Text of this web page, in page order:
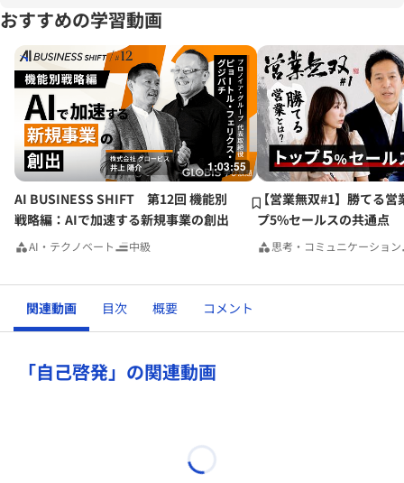
そんな金額で元が取れるとは思えません。
と言っても安くないので手は出ません。
おすすめの学習動画
1:03:55
AI BUSINESS SHIFT 第12回 機能別
戦略編：AIで加速する新規事業の創出
AI・テクノベート 中級
【営業無双#1】勝てる営
プ5%セールスの共通点
思考・コミュニケーション
関連動画 目次 概要 コメント
「自己啓発」の関連動画